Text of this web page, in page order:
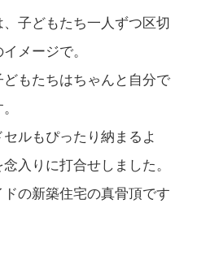
子どもたち一人ずつ区切
メージで。
もたちはちゃんと自分で
ルもぴったり納まるよ
入りに打合せしました。
の新築住宅の真骨頂です